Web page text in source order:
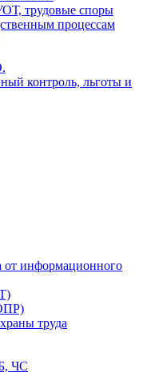
трудовые споры
процессам
контроль, льготы и
от информационного
труда
ЧС